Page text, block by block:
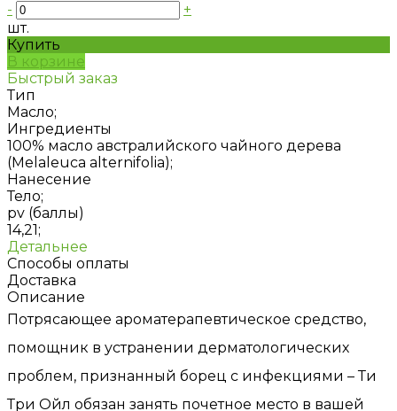
-
+
шт.
Купить
В корзине
Быстрый заказ
Тип
Масло;
Ингредиенты
100% масло австралийского чайного дерева
(Melaleuca alternifolia);
Нанесение
Тело;
pv (баллы)
14,21;
Детальнее
Способы оплаты
Доставка
Описание
Потрясающее ароматерапевтическое средство,
помощник в устранении дерматологических
проблем, признанный борец с инфекциями – Ти
Три Ойл обязан занять почетное место в вашей